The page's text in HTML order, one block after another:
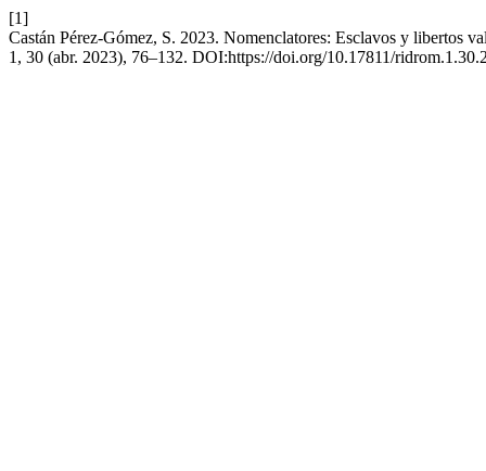
[1]
Castán Pérez-Gómez, S. 2023. Nomenclatores: Esclavos y libertos
1, 30 (abr. 2023), 76–132. DOI:https://doi.org/10.17811/